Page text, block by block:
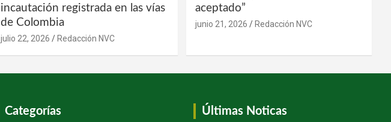
incautación registrada en las vías
de Colombia
julio 22, 2026 Redacción NVC
aceptado”
junio 21, 2026 Redacción NVC
Categorías Últimas Noticas